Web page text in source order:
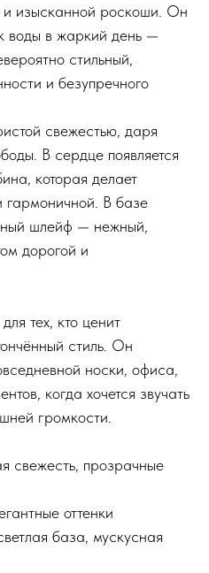
и изысканной роскоши. Он
воды в жаркий день —
стильный,
и безупречного
свежестью, даря
В сердце появляется
которая делает
гармоничной. В базе
шлейф — нежный,
дорогой и
тех, кто ценит
стиль. Он
носки, офиса,
когда хочется звучать
громкости.
свежесть, прозрачные
оттенки
база, мускусная